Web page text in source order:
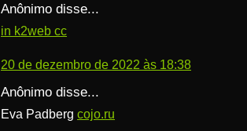
Anônimo disse...
in k2web cc
20 de dezembro de 2022 às 18:38
Anônimo disse...
Eva Padberg cojo.ru